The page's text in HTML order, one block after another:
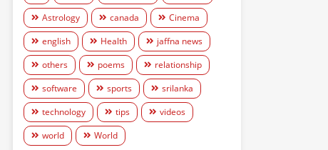
Astrology
canada
Cinema
english
Health
jaffna news
others
poems
relationship
software
sports
srilanka
technology
tips
videos
world
World